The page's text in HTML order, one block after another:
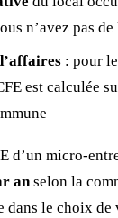
n’avez pas
: pour
est calculée
d’un micro-
anselon la
dans le choix de